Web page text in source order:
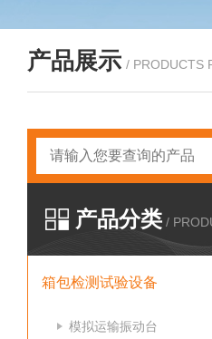
产品展示 / PRODUCTS
产品分类 /
箱包检测试验设备
模拟运输振动台